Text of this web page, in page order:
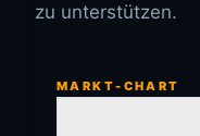
zu unterstützen.
MARKT-CHART